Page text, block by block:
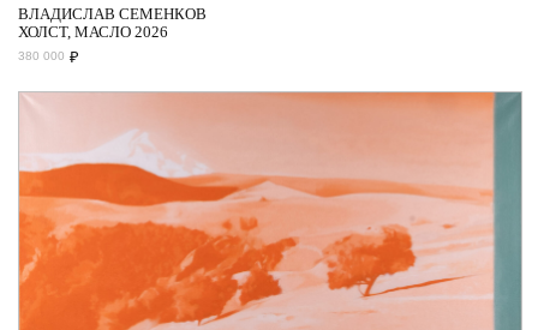
ВЛАДИСЛАВ СЕМЕНКОВ
ХОЛСТ, МАСЛО 2026
380 000 ₽